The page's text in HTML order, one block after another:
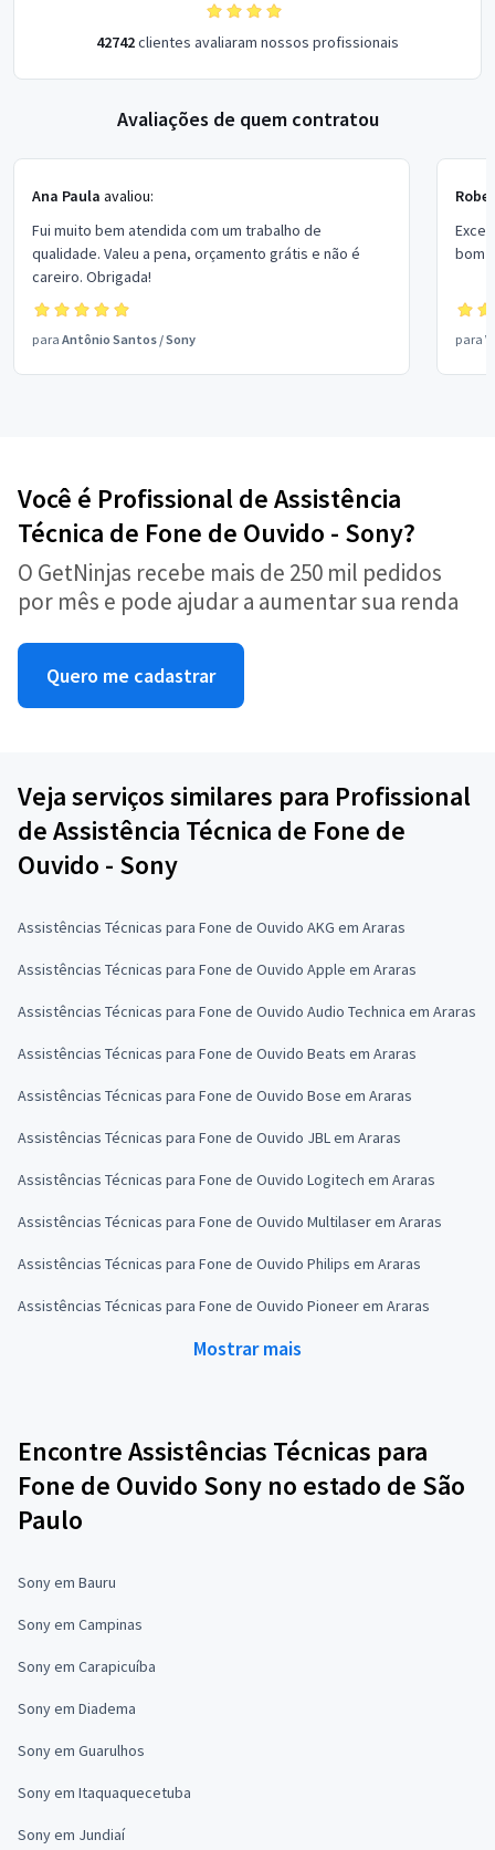
42742clientes avaliaram nossos profissionais
Avaliações de quem contratou
Ana Paula avaliou:
Fui muito bem atendida com um trabalho de
qualidade. Valeu a pena, orçamento grátis e não é
careiro. Obrigada!
para Antônio Santos /Sony
bom
para
Você é Profissional de Assistência
Técnica de Fone de Ouvido - Sony?
O GetNinjas recebe mais de 250 mil pedidos
por mês e pode ajudar a aumentar sua renda
Quero me cadastrar
Veja serviços similares para Profissional
de Assistência Técnica de Fone de
Ouvido - Sony
Assistências Técnicas para Fone de Ouvido AKG em Araras
Assistências Técnicas para Fone de Ouvido Apple em Araras
Assistências Técnicas para Fone de Ouvido Audio Technica em Araras
Assistências Técnicas para Fone de Ouvido Beats em Araras
Assistências Técnicas para Fone de Ouvido Bose em Araras
Assistências Técnicas para Fone de Ouvido JBL em Araras
Assistências Técnicas para Fone de Ouvido Logitech em Araras
Assistências Técnicas para Fone de Ouvido Multilaser em Araras
Assistências Técnicas para Fone de Ouvido Philips em Araras
Assistências Técnicas para Fone de Ouvido Pioneer em Araras
Mostrar mais
Encontre Assistências Técnicas para
Fone de Ouvido Sony no estado de São
Paulo
Sony em Bauru
Sony em Campinas
Sony em Carapicuíba
Sony em Diadema
Sony em Guarulhos
Sony em Itaquaquecetuba
Sony em Jundiaí